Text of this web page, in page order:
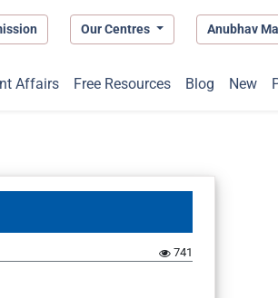
Our Centres Anubhav
Affairs Free Resources Blog New
741